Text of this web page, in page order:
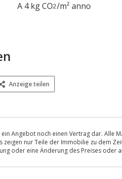
A 4 kg CO2/m² anno
Anzeige teilen
Angebot noch einen Vertrag dar. Alle
nur Teile der Immobilie zu dem
oder eine Änderung des Preises oder